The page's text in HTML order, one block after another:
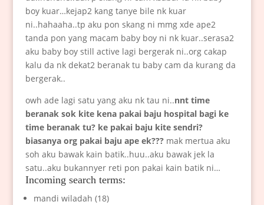
boy kuar…kejap2 kang tanye bile nk kuar
ni..hahaaha..tp aku pon skang ni mmg xde ape2
tanda pon yang macam baby boy ni nk kuar..serasa2
aku baby boy still active lagi bergerak ni..org cakap
kalu da nk dekat2 beranak tu baby cam da kurang da
bergerak..
owh ade lagi satu yang aku nk tau ni..nnt time
beranak sok kite kena pakai baju hospital bagi ke
time beranak tu? ke pakai baju kite sendri?
biasanya org pakai baju ape ek???mak mertua aku
soh aku bawak kain batik..huu..aku bawak jek la
satu..aku bukannyer reti pon pakai kain batik ni…
Incoming search terms:
mandi wiladah (18)